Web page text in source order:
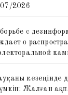
2026
с
о
кезеңінде
Жалған